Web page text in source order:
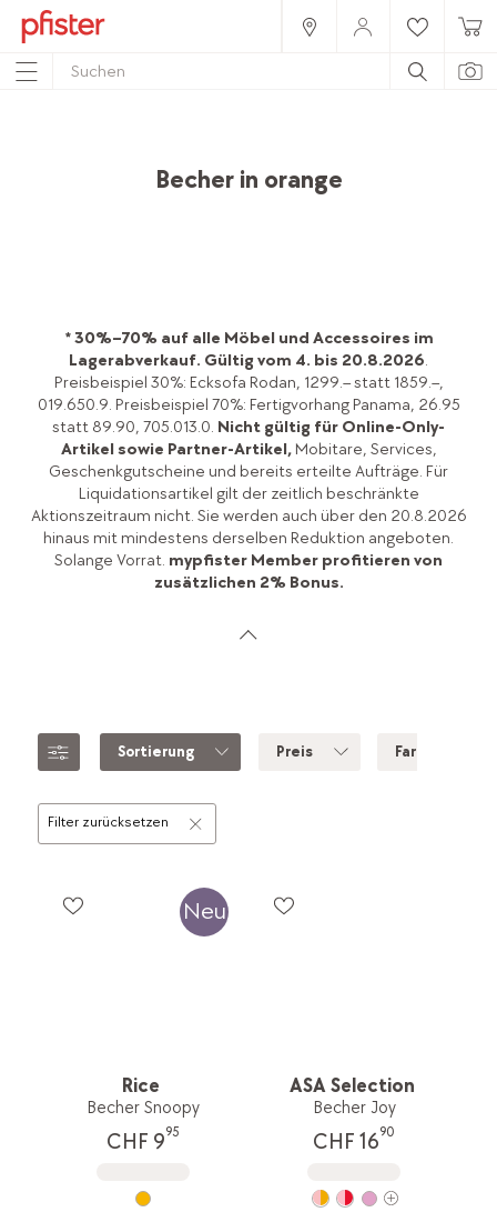
Gläser & Becher
Becher in orange
* 30%–70% auf alle Möbel und Accessoires im
Lagerabverkauf. Gültig vom 4. bis 20.8.2026.
Preisbeispiel 30%: Ecksofa Rodan, 1299.– statt 1859.–,
019.650.9. Preisbeispiel 70%: Fertigvorhang Panama, 26.95
statt 89.90, 705.013.0. Nicht gültig für Online-Only-
Artikel sowie Partner-Artikel, Mobitare, Services,
Geschenkgutscheine und bereits erteilte Aufträge. Für
Liquidationsartikel gilt der zeitlich beschränkte
Aktionszeitraum nicht. Sie werden auch über den 20.8.2026
hinaus mit mindestens derselben Reduktion angeboten.
Solange Vorrat. mypfister Member profitieren von
zusätzlichen 2% Bonus.
Sortierung Preis Farbe
Filter zurücksetzen
Neu
Rice
Becher Snoopy
CHF 995
ASA Selection
Becher Joy
CHF 1690